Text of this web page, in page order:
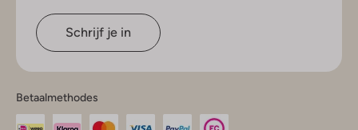
Schrijf je in
Betaalmethodes